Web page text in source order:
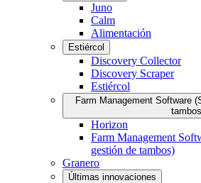
Juno
Calm
Alimentación
Estiércol
Discovery Collector
Discovery Scraper
Estiércol
Farm Management Software
Horizon
Farm Management
gestión de tambos)
Granero
Últimas innovaciones